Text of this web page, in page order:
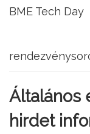
BME Tech Day
Általános
hirdet